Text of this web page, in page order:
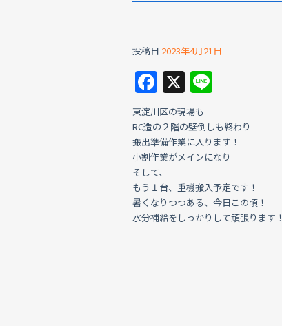
投稿日 2023年4月21日
F
a
c
e
b
o
o
X
e
東淀川区の現場も
RC造の２階の壁倒しも終わり
搬出準備作業に入ります！
小割作業がメインになり
そして、
もう１台、重機搬入予定です！
暑くなりつつある、今日この頃！
水分補給をしっかりして頑張ります！